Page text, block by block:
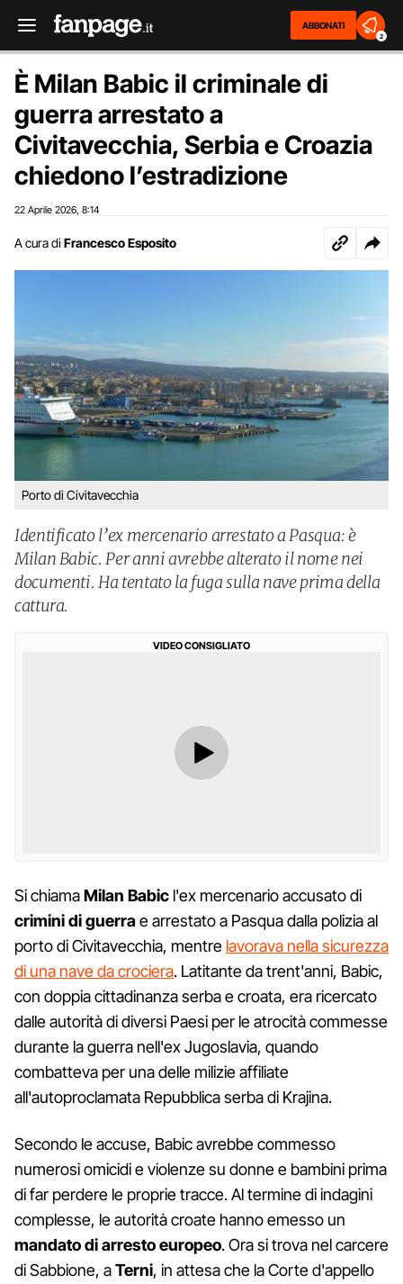
ABBONATI
2
È Milan Babic il criminale di
guerra arrestato a
Civitavecchia, Serbia e Croazia
chiedono l’estradizione
22 Aprile 2026 8:14
A cura di Francesco Esposito
Porto di Civitavecchia
Identificato l’ex mercenario arrestato a Pasqua: è
Milan Babic. Per anni avrebbe alterato il nome nei
documenti. Ha tentato la fuga sulla nave prima della
cattura.
VIDEO CONSIGLIATO
Si chiamaMilan Babic l'ex mercenario accusato di
crimini di guerrae arrestato a Pasqua dalla polizia al
porto di Civitavecchia, mentre lavorava nella sicurezza
di una nave da crociera. Latitante da trent'anni, Babic,
con doppia cittadinanza serba e croata, era ricercato
dalle autorità di diversi Paesi per le atrocità commesse
durante la guerra nell'ex Jugoslavia, quando
combatteva per una delle milizie affiliate
all'autoproclamata Repubblica serba di Krajina.
Secondo le accuse, Babic avrebbe commesso
numerosi omicidi e violenze su donne e bambini prima
di far perdere le proprie tracce. Al termine di indagini
complesse, le autorità croate hanno emesso un
mandato di arresto europeo. Ora si trova nel carcere
di Sabbione, aTerni, in attesa che la Corte d'appello